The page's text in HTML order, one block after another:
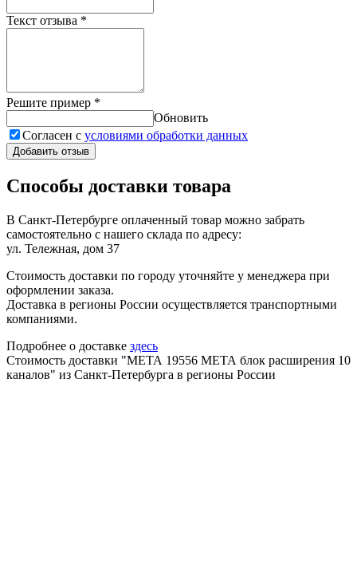
Текст отзыва *
Решите пример *
Обновить
Согласен с условиями обработки данных
Добавить отзыв
Способы доставки товара
В Санкт-Петербурге оплаченный товар можно забрать
самостоятельно с нашего склада по адресу:
ул. Тележная, дом 37
Стоимость доставки по городу уточняйте у менеджера при
оформлении заказа.
Доставка в регионы России осуществляется транспортными
компаниями.
Подробнее о доставке здесь
Стоимость доставки "МЕТА 19556 МЕТА блок расширения 10
каналов" из Санкт-Петербурга в регионы России